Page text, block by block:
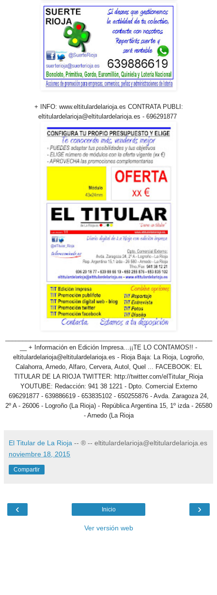
+ INFO: www.eltitulardelarioja.es CONTRATA PUBLI:
eltitulardelarioja@eltitulardelarioja.es - 696291877
__ + Información en Edición Impresa...¡¡TE LO CONTAMOS!! -
eltitulardelarioja@eltitulardelarioja.es - Rioja Baja: La Rioja, Logroño,
Calahorra, Arnedo, Alfaro, Cervera, Autol, Quel ... FACEBOOK: EL
TITULAR DE LA RIOJA TWITTER: http://twitter.com/elTitular_Rioja
YOUTUBE: Redacción: 941 38 1221 - Dpto. Comercial Externo
696291877 - 639886619 - 653835102 - 650255876 - Avda. Zaragoza 24,
2º A - 26006 - Logroño (La Rioja) - República Argentina 15, 1º izda - 26580
- Arnedo (La Rioja
El Titular de La Rioja -- ® -- eltitulardelarioja@eltitulardelarioja.es
noviembre 18, 2015
Compartir
‹ ›
Inicio
Ver versión web